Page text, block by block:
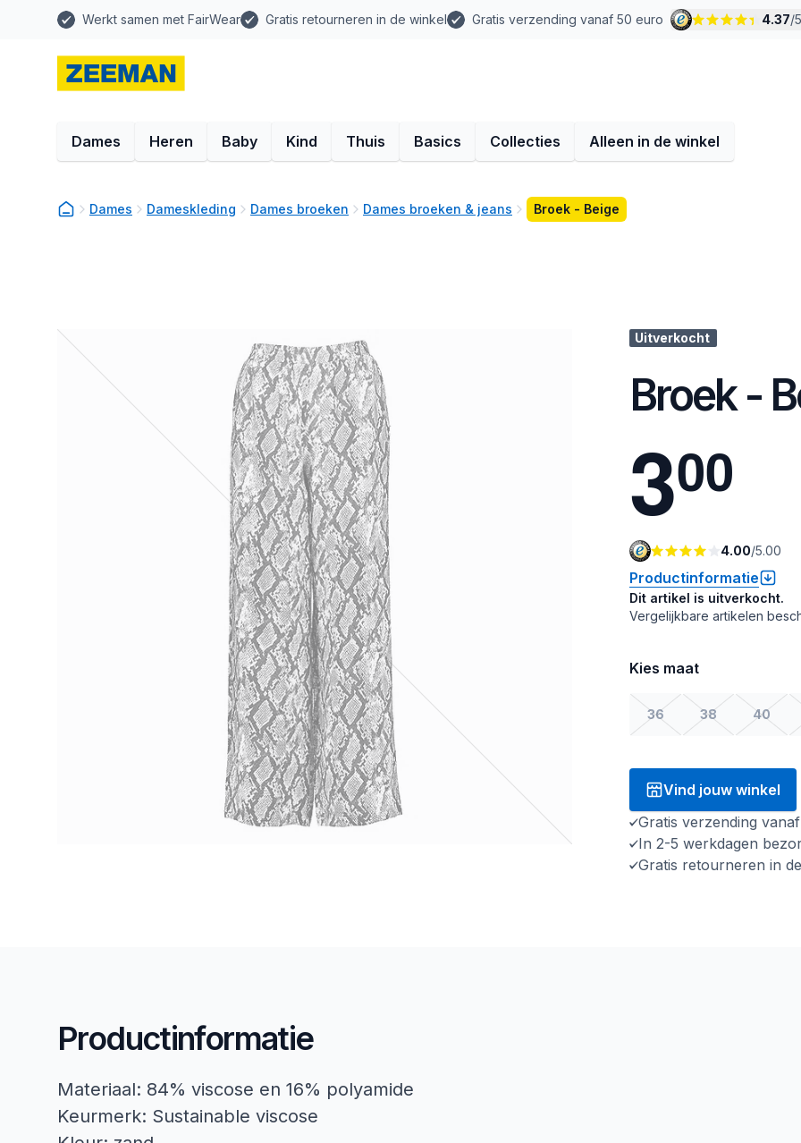
Werkt samen met FairWear Gratis retourneren in de winkel Gratis verzending vanaf 50 euro 4.37/
Dames Heren Baby Kind Thuis Basics Collecties Alleen in de winkel
Dames Dameskleding Dames broeken Dames broeken & jeans Broek - Beige
Uitverkocht
Broek -
300
4.00/5.00
Productinformatie
Dit artikel is uitverkocht.
Vergelijkbare artikelen
Kies maat
36 38 40
Vind jouw winkel
Gratis verzending
In 2-5 werkdagen
Gratis retourneren in
Productinformatie
Materiaal: 84% viscose en 16% polyamide
Keurmerk: Sustainable viscose